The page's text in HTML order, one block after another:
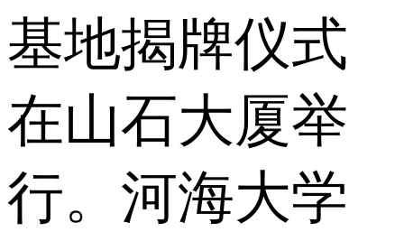
基地揭牌仪式
在山石大厦举
行。河海大学